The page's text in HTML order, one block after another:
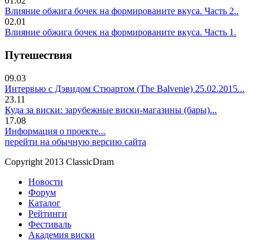
Влияние обжига бочек на формированите вкуса. Часть 2..
02.01
Влияние обжига бочек на формированите вкуса. Часть 1.
Путешествия
09.03
Интервью с Дэвидом Стюартом (The Balvenie) 25.02.2015...
23.11
Куда за виски: зарубежные виски-магазины (бары)...
17.08
Информация о проекте...
перейти на обычную версию сайта
Copyright 2013 ClassicDram
Новости
Форум
Каталог
Рейтинги
Фестиваль
Академия виски